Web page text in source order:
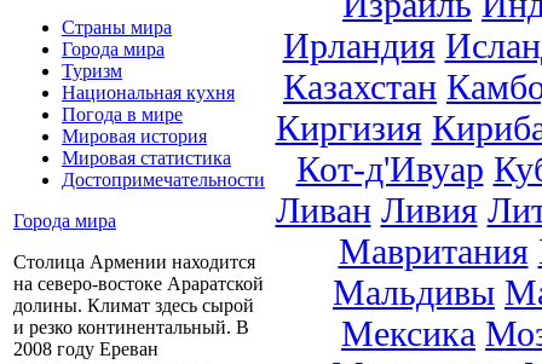
Страны мира
Города мира
Туризм
Национальная кухня
Погода в мире
Мировая история
Мировая статистика
Достопримечательности
Города мира
Столица Армении находится
на северо-востоке Араратской
долины. Климат здесь сырой
и резко континентальный. В
2008 году Ереван
Ирландия
Казахстан
Киргизия
Кот-д'Ивуар
Ливан Ливия
Мавритания
Мальдивы
Мексика